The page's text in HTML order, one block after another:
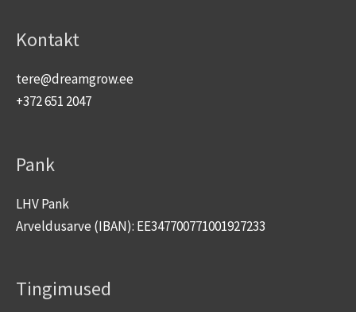
Kontakt
tere@dreamgrow.ee
+372 651 2047
Pank
LHV Pank
Arveldusarve (IBAN): EE347700771001927233
Tingimused